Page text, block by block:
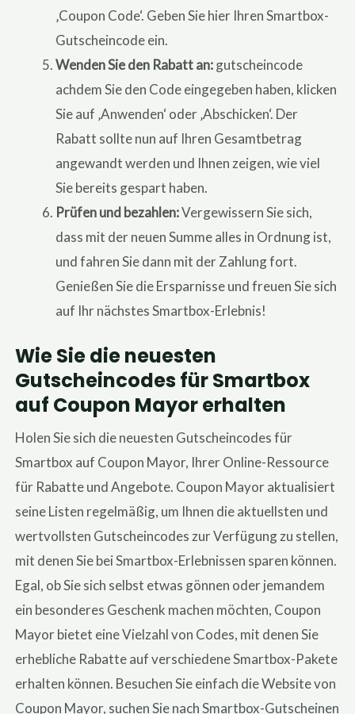
‚Coupon Code‘. Geben Sie hier Ihren Smartbox-
Gutscheincode ein.
Wenden Sie den Rabatt an:gutscheincode
achdem Sie den Code eingegeben haben, klicken
Sie auf ‚Anwenden‘ oder ‚Abschicken‘. Der
Rabatt sollte nun auf Ihren Gesamtbetrag
angewandt werden und Ihnen zeigen, wie viel
Sie bereits gespart haben.
Prüfen und bezahlen:Vergewissern Sie sich,
dass mit der neuen Summe alles in Ordnung ist,
und fahren Sie dann mit der Zahlung fort.
Genießen Sie die Ersparnisse und freuen Sie sich
auf Ihr nächstes Smartbox-Erlebnis!
Wie Sie die neuesten
Gutscheincodes für Smartbox
auf Coupon Mayor erhalten
Holen Sie sich die neuesten Gutscheincodes für
Smartbox auf Coupon Mayor, Ihrer Online-Ressource
für Rabatte und Angebote. Coupon Mayor aktualisiert
seine Listen regelmäßig, um Ihnen die aktuellsten und
wertvollsten Gutscheincodes zur Verfügung zu stellen,
mit denen Sie bei Smartbox-Erlebnissen sparen können.
Egal, ob Sie sich selbst etwas gönnen oder jemandem
ein besonderes Geschenk machen möchten, Coupon
Mayor bietet eine Vielzahl von Codes, mit denen Sie
erhebliche Rabatte auf verschiedene Smartbox-Pakete
erhalten können. Besuchen Sie einfach die Website von
Coupon Mayor, suchen Sie nach Smartbox-Gutscheinen